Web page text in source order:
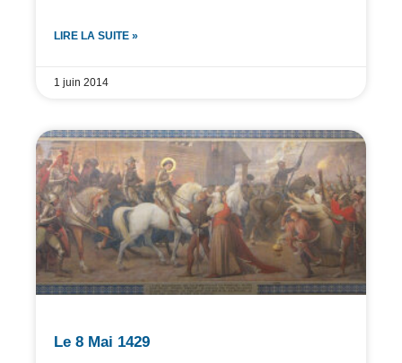
LIRE LA SUITE »
1 juin 2014
Le 8 Mai 1429